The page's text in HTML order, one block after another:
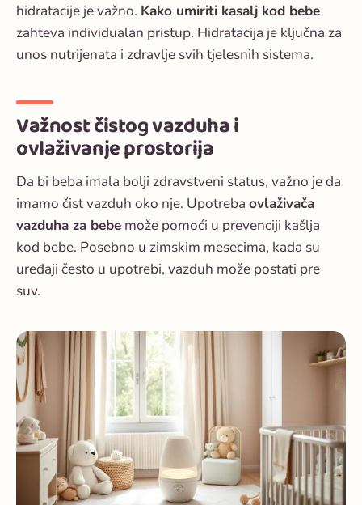
hidratacije je važno. Kako umiriti kasalj kod bebe
zahteva individualan pristup. Hidratacija je ključna za
unos nutrijenata i zdravlje svih tjelesnih sistema.
Važnost čistog vazduha i
ovlaživanje prostorija
Da bi beba imala bolji zdravstveni status, važno je da
imamo čist vazduh oko nje. Upotreba ovlaživača
vazduha za bebe može pomoći u prevenciji kašlja
kod bebe. Posebno u zimskim mesecima, kada su
uređaji često u upotrebi, vazduh može postati pre
suv.